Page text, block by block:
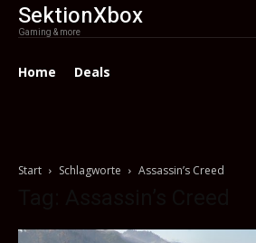
SektionXbox
Gaming & more
Home Deals
Start Schlagworte Assassin’s Creed